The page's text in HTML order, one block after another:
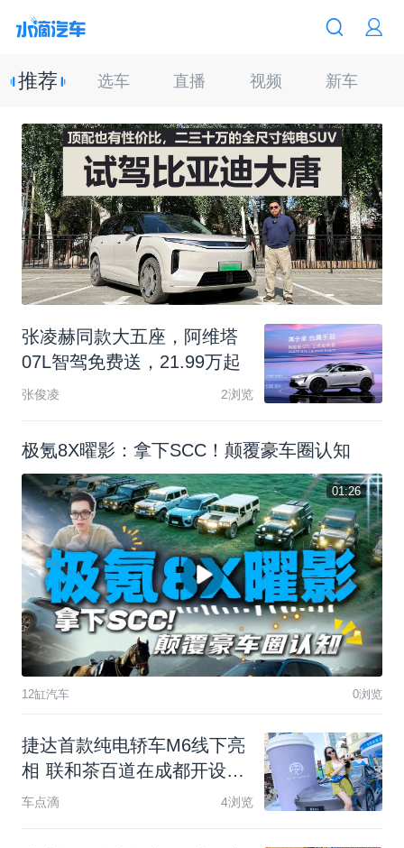
推荐 选车 直播 视频 新车
张凌赫同款大五座 ， 阿维塔
07L智驾免费送 ， 21.99万起
张俊凌 2浏览
极氪8X曜影：拿下SCC！颠覆豪车圈认知
01:26
12缸汽车 0浏览
捷达首款纯电轿车M6线下亮
相 联和茶百道在成都开设限
时快闪
车点滴 4浏览